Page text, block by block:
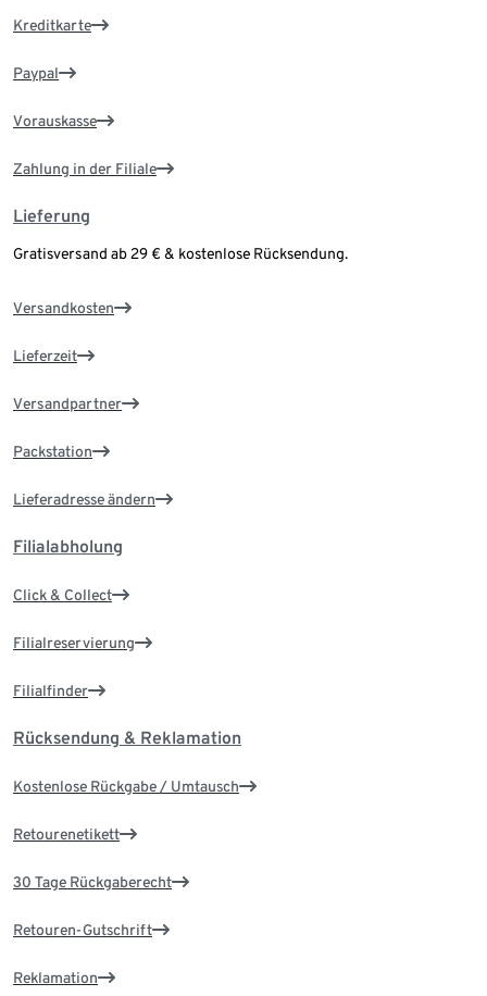
Kreditkarte
Paypal
Vorauskasse
Zahlung in der Filiale
Lieferung
Gratisversand ab 29 € & kostenlose Rücksendung.
Versandkosten
Lieferzeit
Versandpartner
Packstation
Lieferadresse ändern
Filialabholung
Click & Collect
Filialreservierung
Filialfinder
Rücksendung & Reklamation
Kostenlose Rückgabe / Umtausch
Retourenetikett
30 Tage Rückgaberecht
Retouren-Gutschrift
Reklamation